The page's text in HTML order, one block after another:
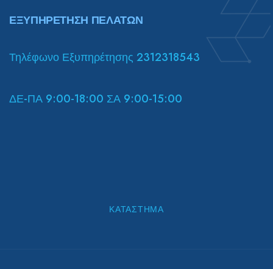
ΕΞΥΠΗΡΕΤΗΣΗ ΠΕΛΑΤΩΝ
Τηλέφωνο Εξυπηρέτησης 2312318543
ΔΕ-ΠΑ 9:00-18:00 ΣΑ 9:00-15:00
ΚΑΤΆΣΤΗΜΑ